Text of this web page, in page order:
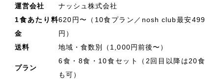
運営会社
ナッシュ株式会社
1食あたり料
金
620円〜（10食プラン／nosh club最安499
円）
送料
地域・食数別（1,000円前後〜）
プラン
6食・8食・10食セット（2回目以降は20食
も可）